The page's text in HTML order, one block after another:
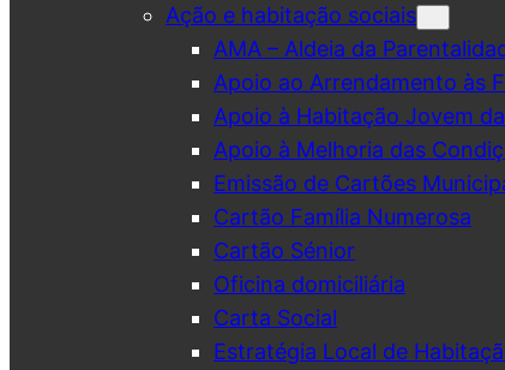
Ação e habitação sociais
AMA – Aldeia da
Apoio ao Arrendamento às
Apoio à Habitação Jovem
Apoio à Melhoria das
Emissão de Cartões
Cartão Família Numerosa
Cartão Sénior
Oficina domiciliária
Carta Social
Estratégia Local de